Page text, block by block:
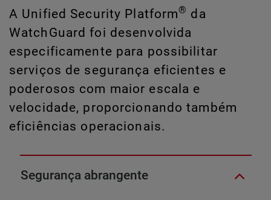
A Unified Security Platform® da
WatchGuard foi desenvolvida
especificamente para possibilitar
serviços de segurança eficientes e
poderosos com maior escala e
velocidade, proporcionando também
eficiências operacionais.
Segurança abrangente